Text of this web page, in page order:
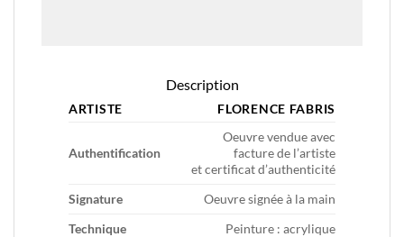
Description
ARTISTE FLORENCE FABRIS
Authentification
Oeuvre vendue avec
facture de l’artiste
et certificat d’authenticité
Signature
Oeuvre signée à la main
Technique
Peinture : acrylique